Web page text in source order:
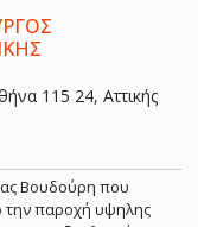
115 24, Αττικής
Βουδούρη που
την παροχή υψηλης